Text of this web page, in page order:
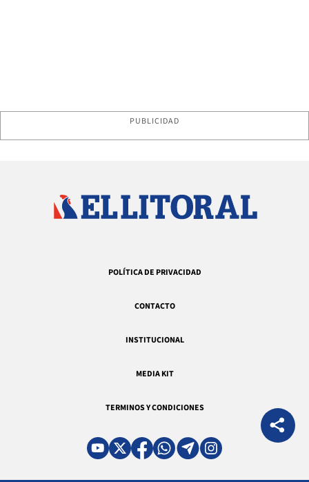
PUBLICIDAD
POLÍTICA DE PRIVACIDAD
CONTACTO
INSTITUCIONAL
MEDIA KIT
TERMINOS Y CONDICIONES